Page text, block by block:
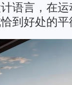
语言，在
到好处的平